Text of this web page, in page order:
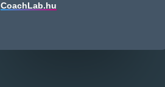
CoachLab.hu